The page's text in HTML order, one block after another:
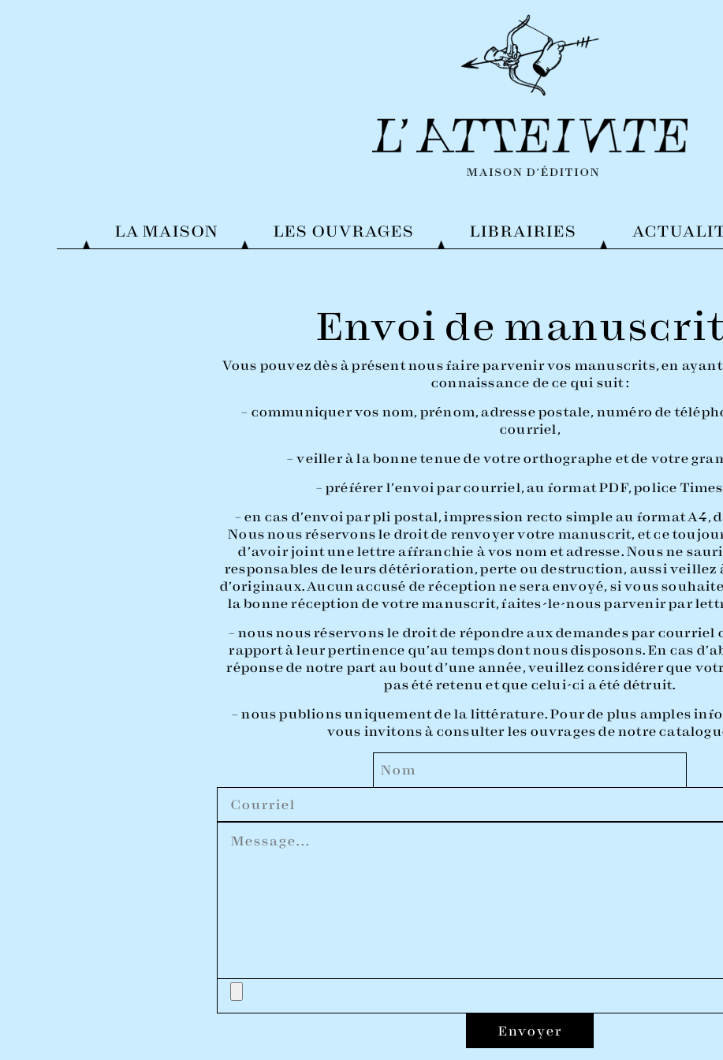
LA MAISON LES OUVRAGES LIBRAIRIES
Envoi de
Vous pouvez dès à présent nous faire parvenir vos manuscrits, en
connaissance de ce qui suit :
– communiquer vos nom, prénom, adresse postale, numéro de
courriel,
– veiller à la bonne tenue de votre orthographe et de votre
– préférer l’envoi par courriel, au format PDF, police Times
– en cas d’envoi par pli postal, impression recto simple au format A4,
Nous nous réservons le droit de renvoyer votre manuscrit, et ce
d’avoir joint une lettre affranchie à vos nom et adresse. Nous ne
responsables de leurs détérioration, perte ou destruction, aussi veillez
d’originaux. Aucun accusé de réception ne sera envoyé, si vous
la bonne réception de votre manuscrit, faites-le-nous parvenir par
– nous nous réservons le droit de répondre aux demandes par courriel
rapport à leur pertinence qu’au temps dont nous disposons. En cas
réponse de notre part au bout d’une année, veuillez considérer que
pas été retenu et que celui-ci a été détruit.
– nous publions uniquement de la littérature. Pour de plus amples
vous invitons à consulter les ouvrages de notre